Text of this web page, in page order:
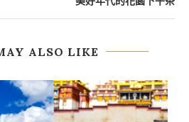
ALSO LIKE